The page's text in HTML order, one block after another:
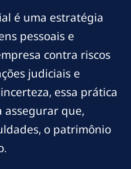
é uma estratégia
pessoais e
contra riscos
judiciais e
essa prática
assegurar que,
o patrimônio